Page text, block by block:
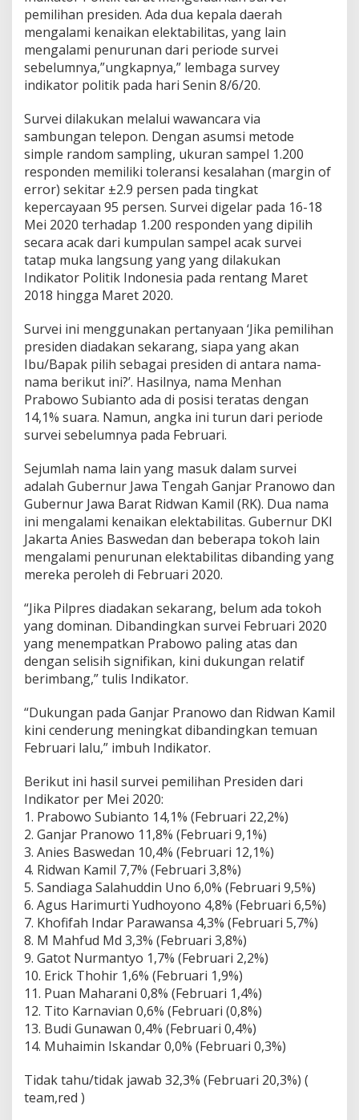
k
t
a
b
i
t
a
s
G
n
j
a
r
R
K
N
,
A
n
i
e
T
u
n
pemilihan presiden. Ada dua kepala daerah
mengalami kenaikan elektabilitas, yang lain
mengalami penurunan dari periode survei
sebelumnya,”ungkapnya,” lembaga survey
indikator politik pada hari Senin 8/6/20.
Survei dilakukan melalui wawancara via
sambungan telepon. Dengan asumsi metode
simple random sampling, ukuran sampel 1.200
responden memiliki toleransi kesalahan (margin of
error) sekitar ±2.9 persen pada tingkat
kepercayaan 95 persen. Survei digelar pada 16-18
Mei 2020 terhadap 1.200 responden yang dipilih
secara acak dari kumpulan sampel acak survei
tatap muka langsung yang yang dilakukan
Indikator Politik Indonesia pada rentang Maret
2018 hingga Maret 2020.
Survei ini menggunakan pertanyaan ‘Jika pemilihan
presiden diadakan sekarang, siapa yang akan
Ibu/Bapak pilih sebagai presiden di antara nama-
nama berikut ini?’. Hasilnya, nama Menhan
Prabowo Subianto ada di posisi teratas dengan
14,1% suara. Namun, angka ini turun dari periode
survei sebelumnya pada Februari.
Sejumlah nama lain yang masuk dalam survei
adalah Gubernur Jawa Tengah Ganjar Pranowo dan
Gubernur Jawa Barat Ridwan Kamil (RK). Dua nama
ini mengalami kenaikan elektabilitas. Gubernur DKI
Jakarta Anies Baswedan dan beberapa tokoh lain
mengalami penurunan elektabilitas dibanding yang
mereka peroleh di Februari 2020.
“Jika Pilpres diadakan sekarang, belum ada tokoh
yang dominan. Dibandingkan survei Februari 2020
yang menempatkan Prabowo paling atas dan
dengan selisih signifikan, kini dukungan relatif
berimbang,” tulis Indikator.
“Dukungan pada Ganjar Pranowo dan Ridwan Kamil
kini cenderung meningkat dibandingkan temuan
Februari lalu,” imbuh Indikator.
Berikut ini hasil survei pemilihan Presiden dari
Indikator per Mei 2020:
1. Prabowo Subianto 14,1% (Februari 22,2%)
2. Ganjar Pranowo 11,8% (Februari 9,1%)
3. Anies Baswedan 10,4% (Februari 12,1%)
4. Ridwan Kamil 7,7% (Februari 3,8%)
5. Sandiaga Salahuddin Uno 6,0% (Februari 9,5%)
6. Agus Harimurti Yudhoyono 4,8% (Februari 6,5%)
7. Khofifah Indar Parawansa 4,3% (Februari 5,7%)
8. M Mahfud Md 3,3% (Februari 3,8%)
9. Gatot Nurmantyo 1,7% (Februari 2,2%)
10. Erick Thohir 1,6% (Februari 1,9%)
11. Puan Maharani 0,8% (Februari 1,4%)
12. Tito Karnavian 0,6% (Februari (0,8%)
13. Budi Gunawan 0,4% (Februari 0,4%)
14. Muhaimin Iskandar 0,0% (Februari 0,3%)
Tidak tahu/tidak jawab 32,3% (Februari 20,3%) (
team,red )